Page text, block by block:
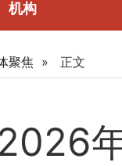
机构
聚焦 » 正文